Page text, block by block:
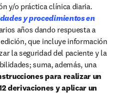
y/o práctica clínica diaria.
y procedimientos en
tab/window
años dando respuesta a
que incluye información
la seguridad del paciente y la
suma, además, una
para realizar un
derivaciones y aplicar un